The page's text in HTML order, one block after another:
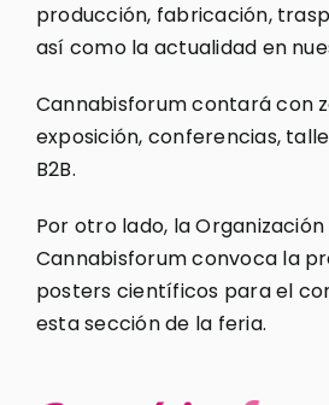
producción, fabricación,
así como la actualidad en
Cannabisforum contará con
exposición, conferencias,
B2B.
Por otro lado, la
Cannabisforum convoca la
posters científicos para el
esta sección de la feria.